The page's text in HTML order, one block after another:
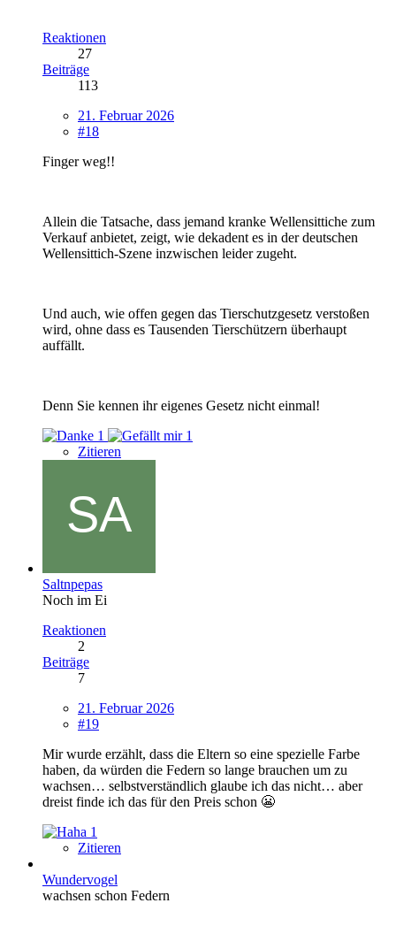
Reaktionen
27
Beiträge
113
21. Februar 2026
#18
Finger weg!!
Allein die Tatsache, dass jemand kranke Wellensittiche zum
Verkauf anbietet, zeigt, wie dekadent es in der deutschen
Wellensittich-Szene inzwischen leider zugeht.
Und auch, wie offen gegen das Tierschutzgesetz verstoßen
wird, ohne dass es Tausenden Tierschützern überhaupt
auffällt.
Denn Sie kennen ihr eigenes Gesetz nicht einmal!
1
1
Zitieren
Saltnpepas
Noch im Ei
Reaktionen
2
Beiträge
7
21. Februar 2026
#19
Mir wurde erzählt, dass die Eltern so eine spezielle Farbe
haben, da würden die Federn so lange brauchen um zu
wachsen… selbstverständlich glaube ich das nicht… aber
dreist finde ich das für den Preis schon 😬
1
Zitieren
Wundervogel
wachsen schon Federn